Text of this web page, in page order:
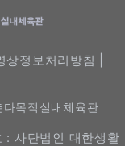
상정보처리방침 |
목적실내체육관
사단법인 대한생활